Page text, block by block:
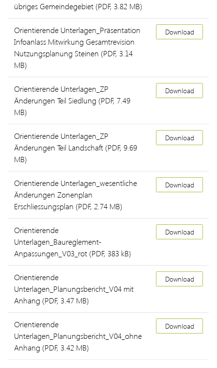
übriges Gemeindegebiet (PDF, 3.82 MB)
Orientierende Unterlagen_Präsentation
Infoanlass Mitwirkung Gesamtrevision
Nutzungsplanung Steinen (PDF, 3.14
MB)
Download
Orientierende Unterlagen_ZP
Änderungen Teil Siedlung (PDF, 7.49
MB)
Download
Orientierende Unterlagen_ZP
Änderungen Teil Landschaft (PDF, 9.69
MB)
Download
Orientierende Unterlagen_wesentliche
Änderungen Zonenplan
Erschliessungsplan (PDF, 2.74 MB)
Download
Orientierende
Unterlagen_Baureglement-
Anpassungen_V03_rot (PDF, 383 kB)
Download
Orientierende
Unterlagen_Planungsbericht_V04 mit
Anhang (PDF, 3.47 MB)
Download
Orientierende
Unterlagen_Planungsbericht_V04_ohne
Anhang (PDF, 3.42 MB)
Download